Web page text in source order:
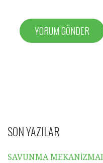
SON YAZILAR
SAVUNMA